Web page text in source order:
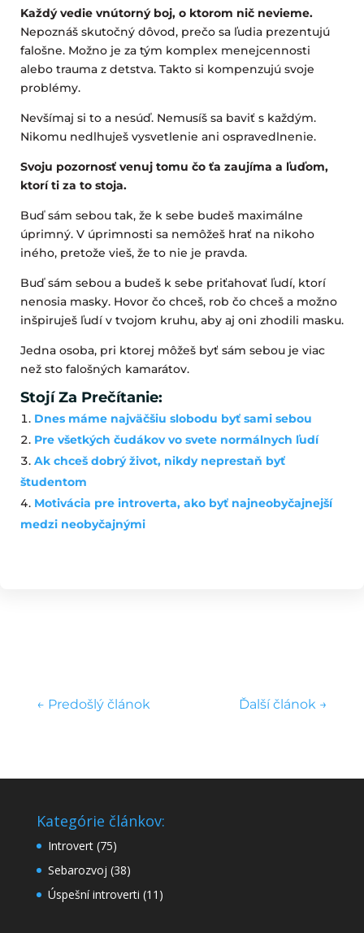
Každý vedie vnútorný boj, o ktorom nič nevieme.
Nepoznáš skutočný dôvod, prečo sa ľudia prezentujú
falošne. Možno je za tým komplex menejcennosti
alebo trauma z detstva. Takto si kompenzujú svoje
problémy.
Nevšímaj si to a nesúď. Nemusíš sa baviť s každým.
Nikomu nedlhuješ vysvetlenie ani ospravedlnenie.
Svoju pozornosť venuj tomu čo ťa zaujíma a ľuďom,
ktorí ti za to stoja.
Buď sám sebou tak, že k sebe budeš maximálne
úprimný. V úprimnosti sa nemôžeš hrať na nikoho
iného, pretože vieš, že to nie je pravda.
Buď sám sebou a budeš k sebe priťahovať ľudí, ktorí
nenosia masky. Hovor čo chceš, rob čo chceš a možno
inšpiruješ ľudí v tvojom kruhu, aby aj oni zhodili masku.
Jedna osoba, pri ktorej môžeš byť sám sebou je viac
než sto falošných kamarátov.
Stojí Za Prečítanie:
Dnes máme najväčšiu slobodu byť sami sebou
Pre všetkých čudákov vo svete normálnych ľudí
Ak chceš dobrý život, nikdy neprestaň byť
študentom
Motivácia pre introverta, ako byť najneobyčajnejší
medzi neobyčajnými
← Predošlý článok Ďalší článok →
Kategórie článkov:
Introvert(75)
Sebarozvoj (38)
Úspešní introverti (11)